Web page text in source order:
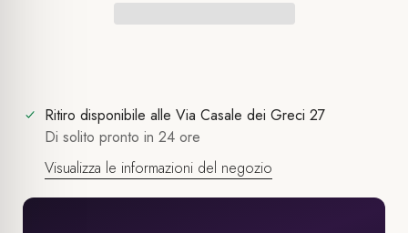
Ritiro disponibile alle Via Casale dei Greci 27
Di solito pronto in 24 ore
Visualizza le informazioni del negozio